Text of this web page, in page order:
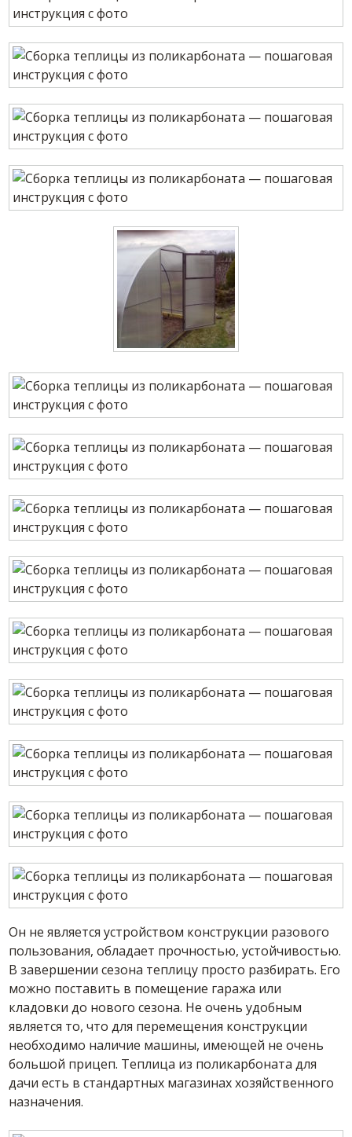
Он не является устройством конструкции разового
пользования, обладает прочностью, устойчивостью.
В завершении сезона теплицу просто разбирать. Его
можно поставить в помещение гаража или
кладовки до нового сезона. Не очень удобным
является то, что для перемещения конструкции
необходимо наличие машины, имеющей не очень
большой прицеп. Теплица из поликарбоната для
дачи есть в стандартных магазинах хозяйственного
назначения.